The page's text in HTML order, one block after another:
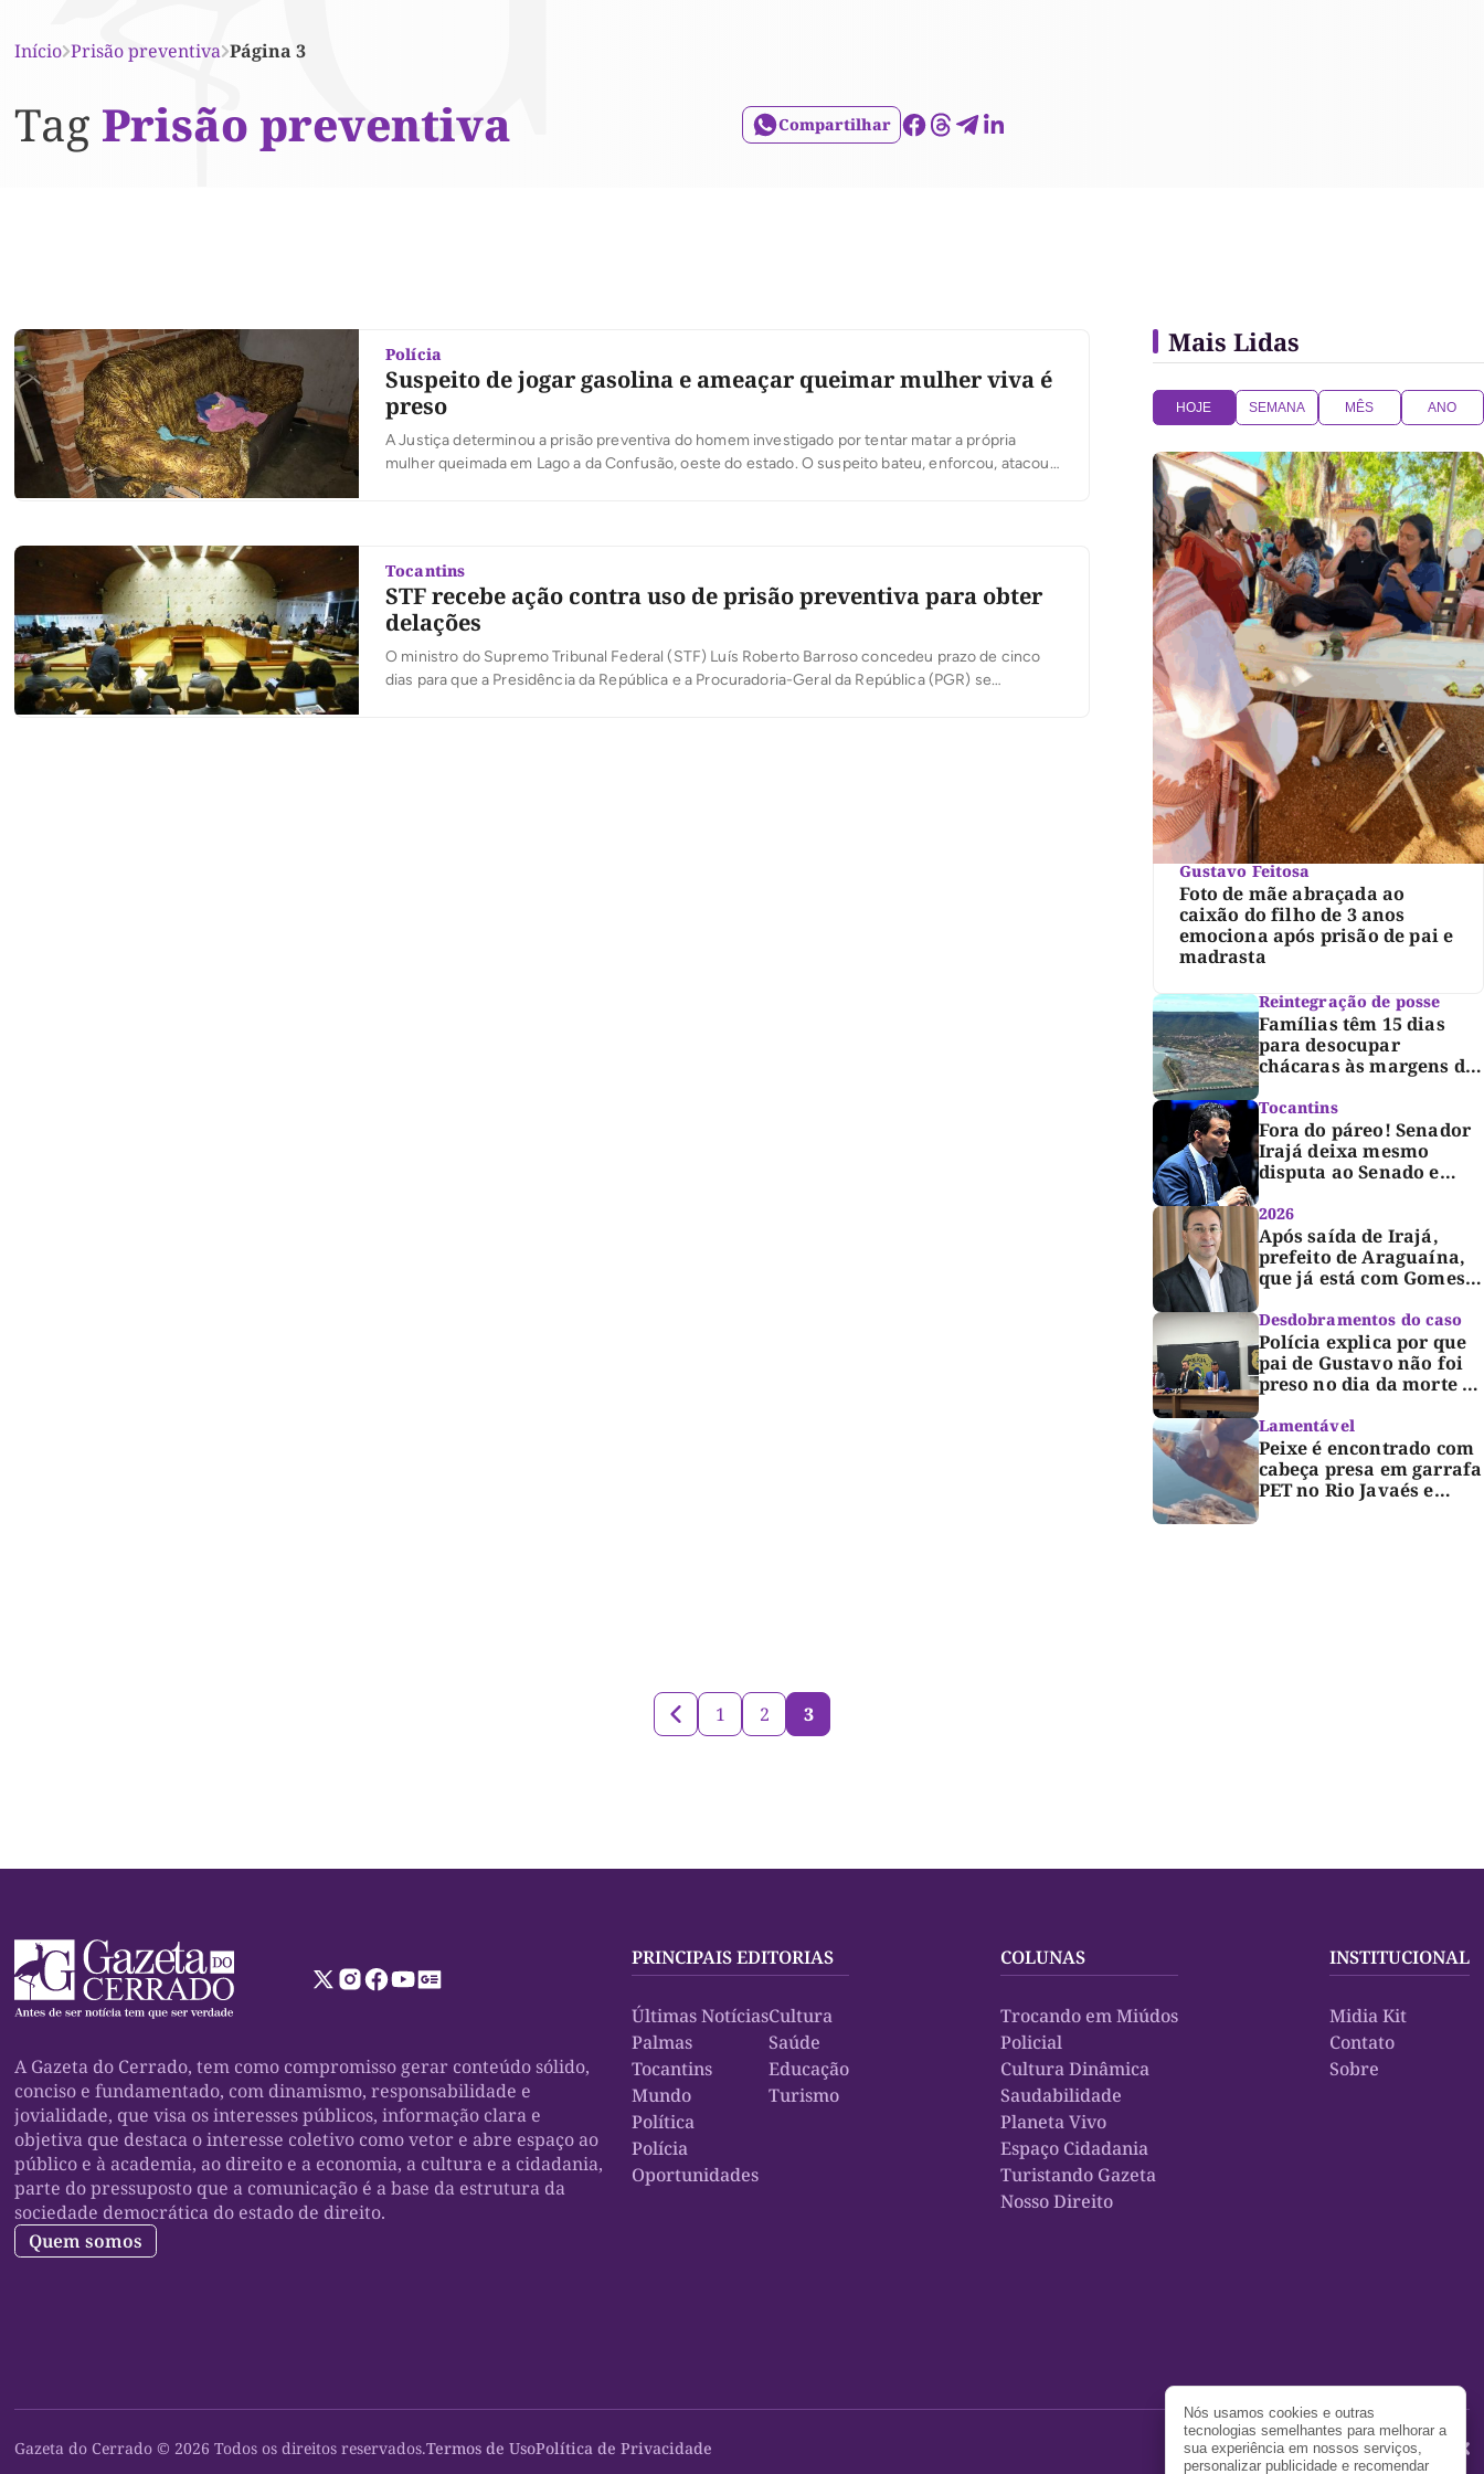
Início Prisão preventiva Página 3
Tag Prisão preventiva Compartilhar
Polícia
Suspeito de jogar gasolina e ameaçar queimar mulher viva é
preso
A Justiça determinou a prisão preventiva do homem investigado por tentar matar a própria
mulher queimada em Lago a da Confusão, oeste do estado. O suspeito bateu, enforcou, atacou
Tocantins
STF recebe ação contra uso de prisão preventiva para obter
delações
O ministro do Supremo Tribunal Federal (STF) Luís Roberto Barroso concedeu prazo de cinco
dias para que a Presidência da República e a Procuradoria-Geral da República (PGR) se
Mais Lidas
HOJE SEMANA MÊS ANO
Gustavo Feitosa
Foto de mãe abraçada ao
caixão do filho de 3 anos
emociona após prisão de pai e
madrasta
Reintegração de posse
Famílias têm 15 dias
para desocupar
chácaras às margens do
lago de Lajeado,
determina Justiça
Tocantins
Fora do páreo! Senador
Irajá deixa mesmo
disputa ao Senado e
desabafa: “Saio deste
processo de cabeça
erguida, com gratidão e
respeito”
2026
Após saída de Irajá,
prefeito de Araguaína,
que já está com Gomes,
entra também na
campanha de Dimas e
fará anúncio oficial
Desdobramentos do caso
Polícia explica por que
pai de Gustavo não foi
preso no dia da morte e
detalha avanço da
investigação
Lamentável
Peixe é encontrado com
cabeça presa em garrafa
PET no Rio Javaés e
vídeo alerta para
1 2 3
A Gazeta do Cerrado, tem como compromisso gerar conteúdo sólido,
conciso e fundamentado, com dinamismo, responsabilidade e
jovialidade, que visa os interesses públicos, informação clara e
objetiva que destaca o interesse coletivo como vetor e abre espaço ao
público e à academia, ao direito e a economia, a cultura e a cidadania,
parte do pressuposto que a comunicação é a base da estrutura da
sociedade democrática do estado de direito.
Quem somos
PRINCIPAIS EDITORIAS
Últimas Notícias
Palmas
Tocantins
Mundo
Política
Polícia
Oportunidades
Cultura
Saúde
Educação
Turismo
COLUNAS
Trocando em Miúdos
Policial
Cultura Dinâmica
Saudabilidade
Planeta Vivo
Espaço Cidadania
Turistando Gazeta
Nosso Direito
INSTITUCIONAL
Midia Kit
Contato
Sobre
Gazeta do Cerrado © 2026 Todos os direitos reservados.Termos de UsoPolítica de Privacidade
Nós usamos cookies e outras
tecnologias semelhantes para melhorar a
sua experiência em nossos serviços,
personalizar publicidade e recomendar